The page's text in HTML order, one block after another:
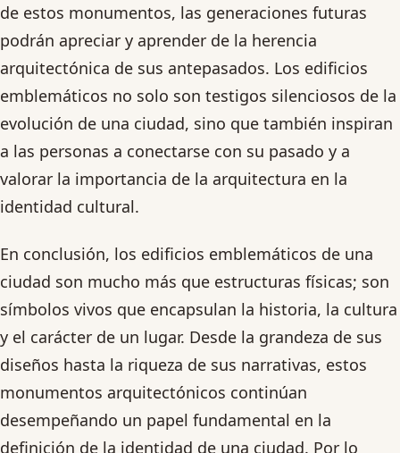
de estos monumentos, las generaciones futuras
podrán apreciar y aprender de la herencia
arquitectónica de sus antepasados. Los edificios
emblemáticos no solo son testigos silenciosos de la
evolución de una ciudad, sino que también inspiran
a las personas a conectarse con su pasado y a
valorar la importancia de la arquitectura en la
identidad cultural.
En conclusión, los edificios emblemáticos de una
ciudad son mucho más que estructuras físicas; son
símbolos vivos que encapsulan la historia, la cultura
y el carácter de un lugar. Desde la grandeza de sus
diseños hasta la riqueza de sus narrativas, estos
monumentos arquitectónicos continúan
desempeñando un papel fundamental en la
definición de la identidad de una ciudad. Por lo